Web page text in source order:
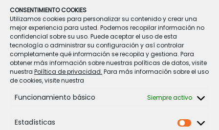
CONSENTIMIENTO COOKIES
Utilizamos cookies para personalizar su contenido y crear una
mejor experiencia para usted. Podemos recopilar información no
confidencial sobre su uso. Puede aceptar el uso de esta
tecnología o administrar su configuración y así controlar
completamente qué información se recopila y gestiona. Para
obtener más información sobre nuestras políticas de datos, visite
nuestra Política de privacidad. Para más información sobre el uso
de cookies, visite nuestra
Funcionamiento básico Siempre activo
Estadísticas
los años viene editando el colegio con las principales
noticias del último curso. Para leer este periódico pulse
en el siguiente enlace: La Académia n10
Leer más
Navegador de artículos
« Anterior 1 … 64 67 68 69